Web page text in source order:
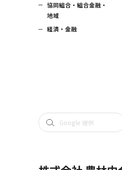
協同組合・組合金融・
地域
経済・金融